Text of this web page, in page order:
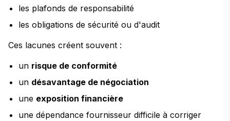
les plafonds de responsabilité
les obligations de sécurité ou d'audit
Ces lacunes créent souvent :
un risque de conformité
un désavantage de négociation
une exposition financière
une dépendance fournisseur difficile à corriger